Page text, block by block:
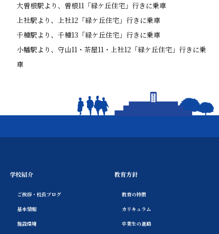
大曽根駅より、曽根11「緑ケ丘住宅」行きに乗車
上社駅より、上社12「緑ケ丘住宅」行きに乗車
千種駅より、千種13「緑ケ丘住宅」行きに乗車
小幡駅より、守山11・茶屋11・上社12「緑ケ丘住宅」行きに乗
車
学校紹介
ご挨拶・校長ブログ
基本情報
施設環境
教育方針
教育の特徴
カリキュラム
卒業生の進路